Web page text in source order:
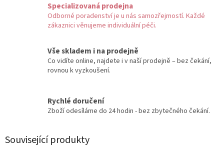
Specializovaná prodejna
Odborné poradenství je u nás samozřejmostí. Každé
zákaznici věnujeme individuální péči.
Vše skladem i na prodejně
Co vidíte online, najdete i v naší prodejně – bez čekání,
rovnou k vyzkoušení.
Rychlé doručení
Zboží odesíláme do 24 hodin - bez zbytečného čekání.
Související produkty